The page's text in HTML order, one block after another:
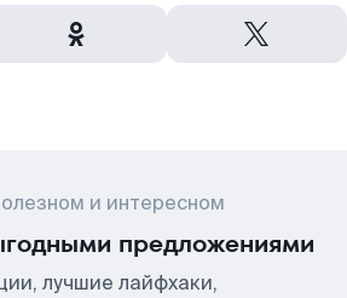
и интересном
предложениями
лучшие лайфхаки,